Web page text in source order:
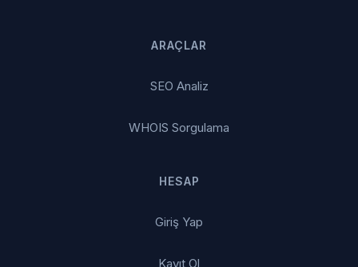
ARAÇLAR
SEO Analiz
WHOIS Sorgulama
HESAP
Giriş Yap
Kayıt Ol